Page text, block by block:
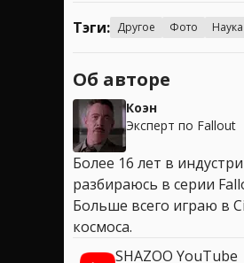
Тэги: Другое Фото Наука
Об авторе
Коэн
Эксперт по Fallout
Более 16 лет в
разбираюсь в серии
Больше всего играю в
космоса.
SHAZOO YouTube